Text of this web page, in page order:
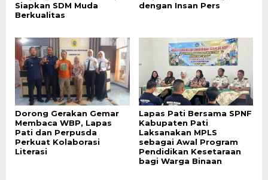
Siapkan SDM Muda
Berkualitas
dengan Insan Pers
Dorong Gerakan Gemar
Membaca WBP, Lapas
Pati dan Perpusda
Perkuat Kolaborasi
Literasi
Lapas Pati Bersama SPNF
Kabupaten Pati
Laksanakan MPLS
sebagai Awal Program
Pendidikan Kesetaraan
bagi Warga Binaan